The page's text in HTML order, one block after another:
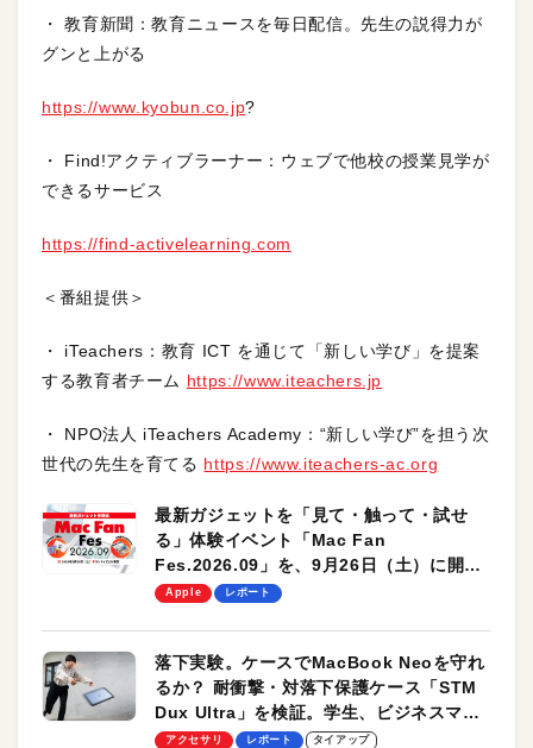
・ 教育新聞：教育ニュースを毎日配信。先生の説得力が
グンと上がる
https://www.kyobun.co.jp?
・ Find!アクティブラーナー：ウェブで他校の授業見学が
できるサービス
https://find-activelearning.com
＜番組提供＞
・ iTeachers：教育 ICT を通じて「新しい学び」を提案
する教育者チーム https://www.iteachers.jp
・ NPO法人 iTeachers Academy：“新しい学び”を担う次
世代の先生を育てる https://www.iteachers-ac.org
最新ガジェットを「見て・触って・試せ
る」体験イベント「Mac Fan
Fes.2026.09」を、9月26日（土）に開催
します！
Apple レポート
落下実験。ケースでMacBook Neoを守れ
るか？ 耐衝撃・対落下保護ケース「STM
Dux Ultra」を検証。学生、ビジネスマン
のモバイルユースに最適！
アクセサリ レポート タイアップ